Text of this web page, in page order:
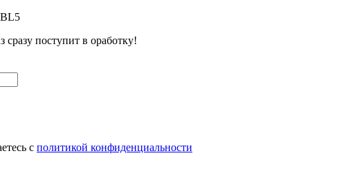
поступит в оработку!
с политикой конфиденциальности